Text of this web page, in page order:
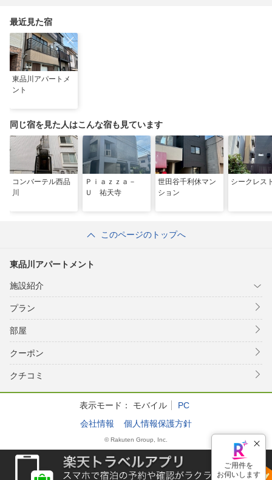
最近見た宿
東品川アパートメ
ント
同じ宿を見た人はこんな宿も見ています
コンバーテル西品
川
Ｐｉａｚｚａ－
Ｕ 祐天寺
世田谷千利休マン
ション
シークレス
このページのトップへ
東品川アパートメント
施設紹介
プラン
部屋
クーポン
クチコミ
表示モード： モバイル
PC
会社情報
個人情報保護方針
© Rakuten Group, Inc.
ご用件を
お伺いします